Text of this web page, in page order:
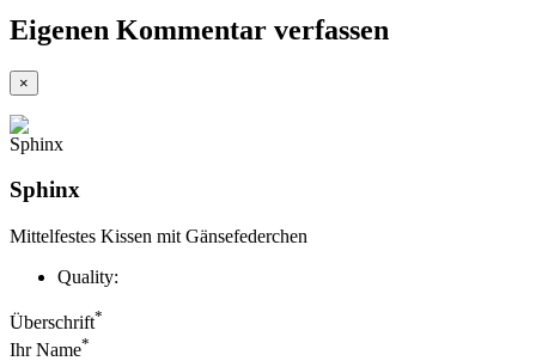
Eigenen Kommentar verfassen
×
Sphinx
Mittelfestes Kissen mit Gänsefederchen
Quality:
Überschrift*
Ihr Name*